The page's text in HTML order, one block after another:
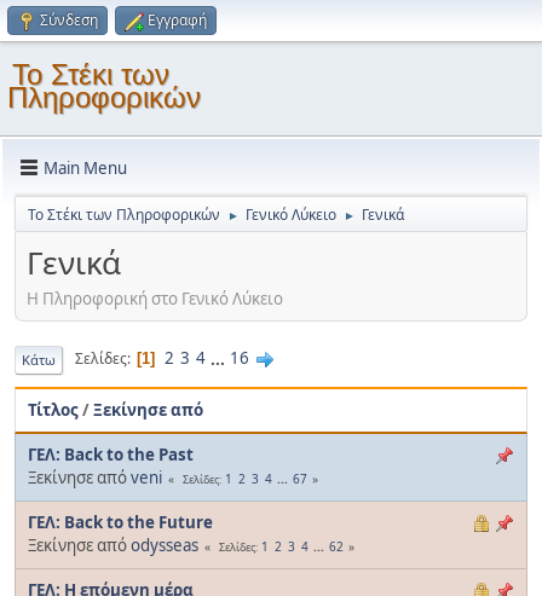
Σύνδεση Εγγραφή
Το Στέκι των
Πληροφορικών
Main Menu
Το Στέκι των Πληροφορικών ► Γενικό Λύκειο ► Γενικά
Γενικά
Η Πληροφορική στο Γενικό Λύκειο
Κάτω Σελίδες 1 2 3 4 ... 16
Τίτλος/Ξεκίνησε από
ΓΕΛ: Back to the Past
Ξεκίνησε απόveni Σελίδες 1 2 3 4 ... 67
ΓΕΛ: Back to the Future
Ξεκίνησε απόodysseas Σελίδες 1 2 3 4 ... 62
ΓΕΛ: Η επόμενη μέρα